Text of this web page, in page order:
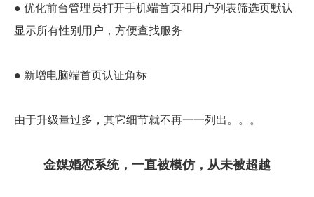
● 优化前台管理员打开手机端首页和用户列表筛选页默认
显示所有性别用户，方便查找服务
● 新增电脑端首页认证角标
由于升级量过多，其它细节就不再一一列出。。。
金媒婚恋系统，一直被模仿，从未被超越